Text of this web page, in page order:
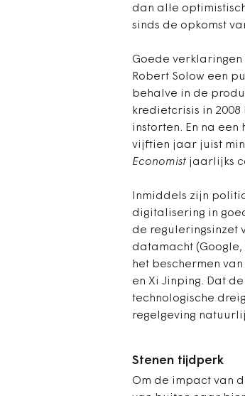
dan alle
sinds de opkomst
Goede
Robert Solow een
behalve in de
kredietcrisis in 2008
instorten. En na
vijftien jaar juist
Economist jaarlijks
Inmiddels zijn
digitalisering in
de reguleringsinzet
datamacht (Google,
het beschermen
en Xi Jinping. Dat
technologische
regelgeving
Stenen tijdperk
Om de impact van